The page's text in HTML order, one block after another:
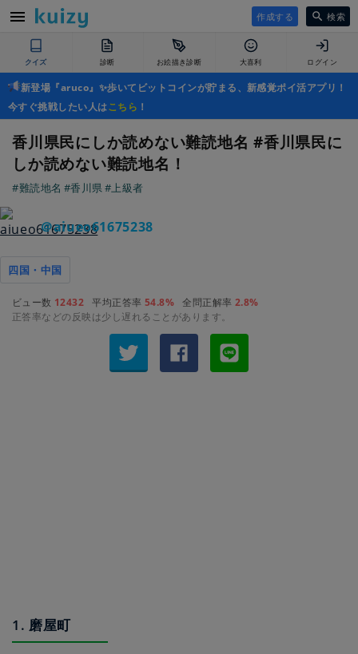
作成する 検索
クイズ 診断 お絵描き診断 大喜利 ログイン
新登場『aruco』✨歩いてビットコインが貯まる、新感覚ポイ活アプリ！
今すぐ挑戦したい人はこちら ！
香川県民にしか読めない難読地名 #香川県民に
しか読めない難読地名！
#難読地名 #香川県#上級者
＠aiueo61675238
四国・中国
ビュー数 12432 平均正答率 54.8% 全問正解率 2.8%
正答率などの反映は少し遅れることがあります。
1. 磨屋町